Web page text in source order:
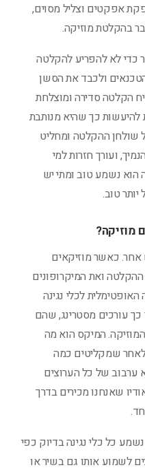
אפקטים וצליל מסוים,
בהקלטת מוזיקה.
כדי לא להפריע להקלטה
ולכבד את הסשן
הקלטה סדירה ומוצלחת
כך שהיא מנותבת
שולחן ההקלטה ומחליט
ועורך חזרות למי
נשמע טוב ומתי יש
טוב.
מוזיקה?
כאשר מוזיקאים
ואת המיקרופונים
לכלי נגינה
עורכים מסטרינג, שהם
המיקס הוא מה
שמקליטים כמה
ערבוב של כל הערוצים
שאנחנו מכירים בדרך
כל כלי נגינה בדיוק כפי
לשמוע אותו גם בשיר או